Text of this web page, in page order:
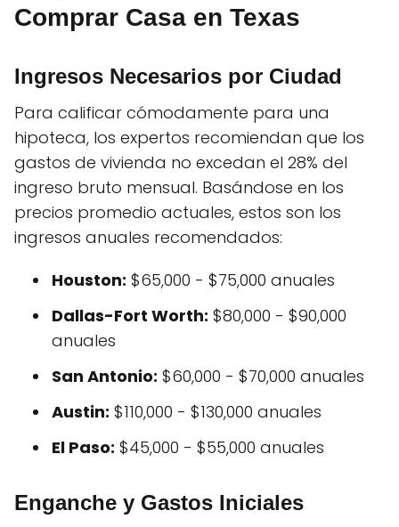
Comprar Casa en Texas
Ingresos Necesarios por Ciudad
Para calificar cómodamente para una
hipoteca, los expertos recomiendan que los
gastos de vivienda no excedan el 28% del
ingreso bruto mensual. Basándose en los
precios promedio actuales, estos son los
ingresos anuales recomendados:
Houston: $65,000 - $75,000 anuales
Dallas-Fort Worth: $80,000 - $90,000
anuales
San Antonio: $60,000 - $70,000 anuales
Austin: $110,000 - $130,000 anuales
El Paso: $45,000 - $55,000 anuales
Enganche y Gastos Iniciales